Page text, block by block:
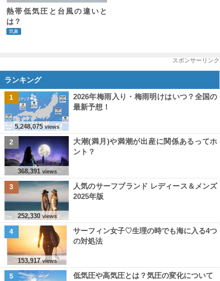
熱帯低気圧と台風の違いと
は？
気象
スポンサーリンク
ランキング
1
5,248,075 views
2026年梅雨入り・梅雨明けはいつ？全国の
最新予想！
2
368,391 views
大潮(満月)や満潮が出産に関係あるってホ
ント？
3
252,330 views
人気のサーフブランド レディース＆メンズ
2025年版
4
153,917 views
サーフィン女子♡生理の時でも海に入る4つ
の対処法
5 低気圧や高気圧とは？気圧の変化について